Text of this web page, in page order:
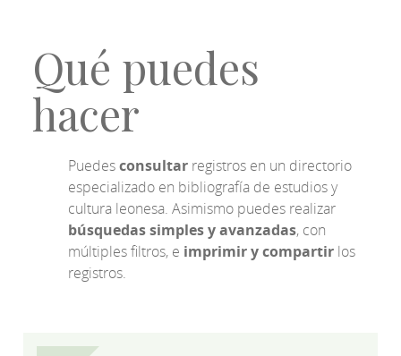
Qué puedes
hacer
Puedesconsultar registros en un directorio
especializado en bibliografía de estudios y
cultura leonesa. Asimismo puedes realizar
búsquedas simples y avanzadas, con
múltiples filtros, e imprimir y compartir los
registros.